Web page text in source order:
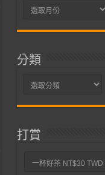
彙
分類
分
打賞